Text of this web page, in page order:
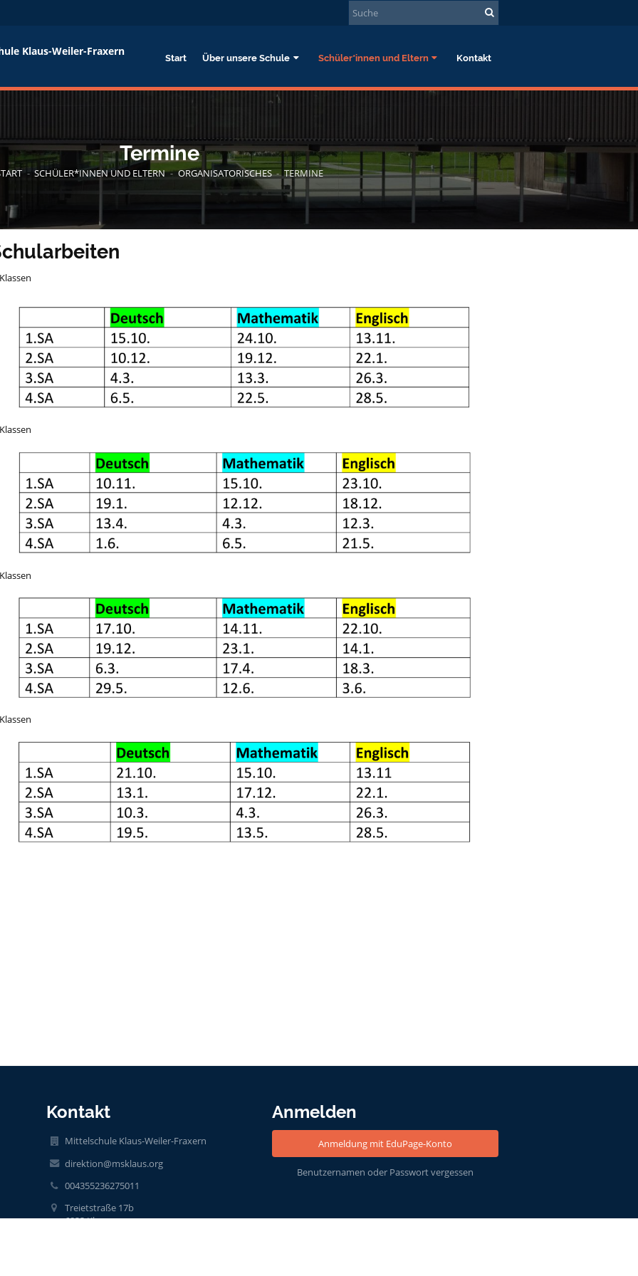
Klaus-Weiler-Fraxern
Start Über unsere Schule Schüler*innen und Eltern Kontakt
Termine
- SCHÜLER*INNEN UND ELTERN - ORGANISATORISCHES - TERMINE
Kontakt
Mittelschule Klaus-Weiler-Fraxern
direktion@msklaus.org
004355236275011
Treietstraße 17b
6833 Klaus
Anmelden
Anmeldung mit EduPage-Konto
Benutzernamen oder Passwort vergessen